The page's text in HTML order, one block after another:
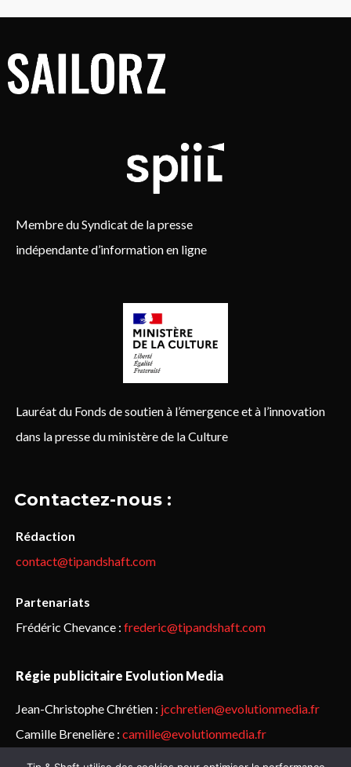
Membre du Syndicat de la presse
indépendante d’information en ligne
Lauréat du Fonds de soutien à l’émergence et à l’innovation
dans la presse du ministère de la Culture
Contactez-nous :
Rédaction
contact@tipandshaft.com
Partenariats
Frédéric Chevance : frederic@tipandshaft.com
Régie publicitaire Evolution Media
Jean-Christophe Chrétien : jcchretien@evolutionmedia.fr
Camille Brenelière : camille@evolutionmedia.fr